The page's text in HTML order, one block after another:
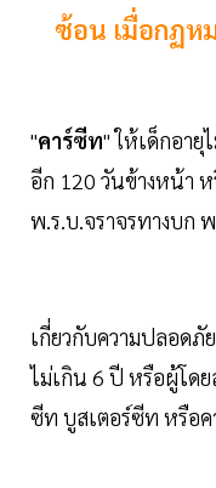
ซ้อน เมื่อกฏห
"คาร์ซีท" ให้เด็กอายุ
อีก 120 วันข้างหน้า
พ.ร.บ.จราจรทางบก
เกี่ยวกับความปลอดภั
ไม่เกิน 6 ปี หรือผู้โดย
ซีท บูสเตอร์ซีท หรือค